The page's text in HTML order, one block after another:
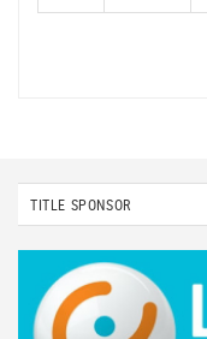
TITLE SPONSOR